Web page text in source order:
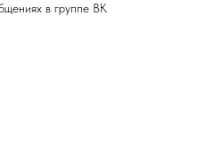
в группе ВК